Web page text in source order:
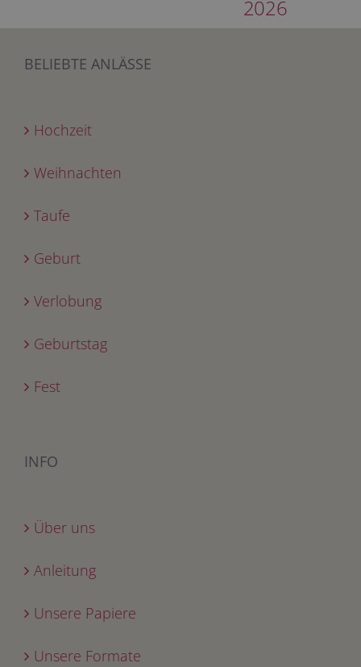
2026
BELIEBTE ANLÄSSE
Hochzeit
Weihnachten
Taufe
Geburt
Verlobung
Geburtstag
Fest
INFO
Über uns
Anleitung
Unsere Papiere
Unsere Formate